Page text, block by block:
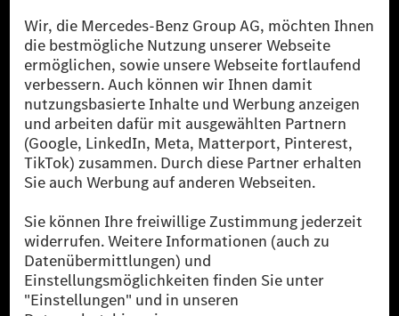
Die Mercedes-Benz Group.
Die Mercedes-Benz Group AG (ehemals Daimler AG)
ist eines der erfolgreichsten Automobilunternehmen
der Welt. Mit der Mercedes-Benz AG gehören wir zu
den größten Anbietern von Premium- und Luxus-Pkw
und Vans. Die Mercedes-Benz Mobility AG bietet
Finanzierung, Leasing, Fahrzeugabos und –miete,
Flottenmanagement, digitale Services rund um Laden
und Bezahlen, die Vermittlung von Versicherungen
sowie innovative Mobilitätsdienstleistungen an.
Mehr erfahren